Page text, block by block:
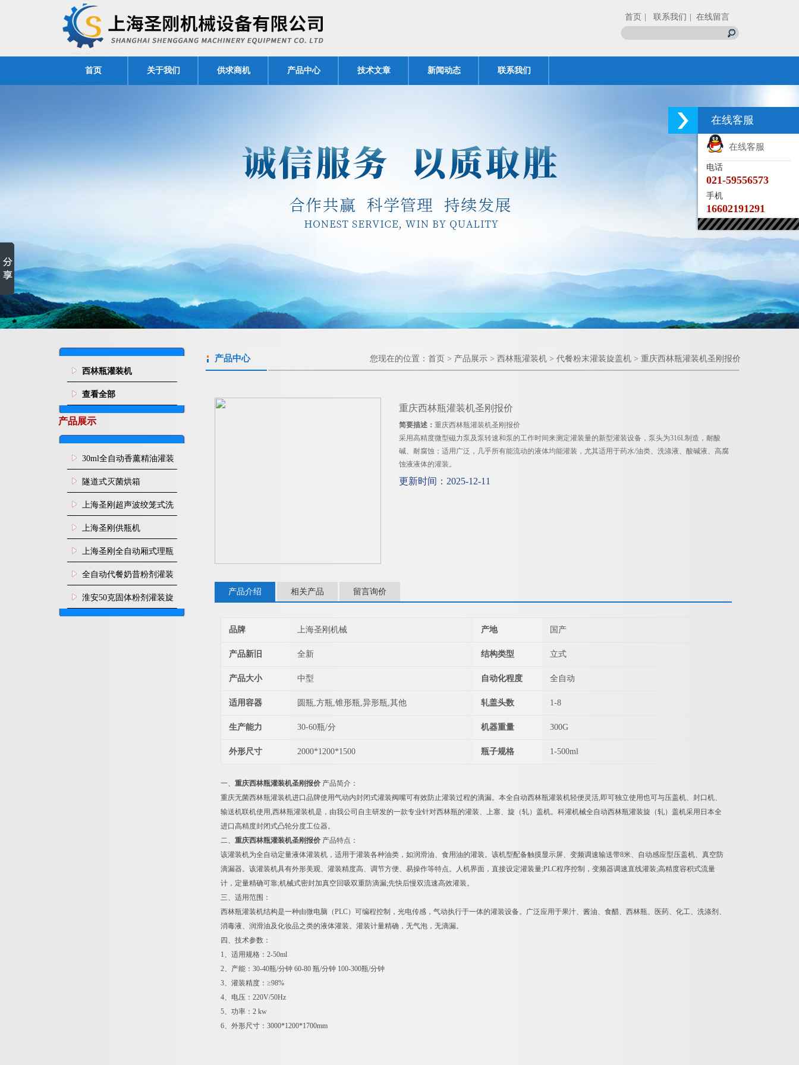
首页 | 联系我们 | 在线留言
首页 关于我们 供求商机 产品中心 技术文章 新闻动态 联系我们
西林瓶灌装机
查看全部
产品展示
30ml全自动香薰精油灌装
旋盖机
隧道式灭菌烘箱
上海圣刚超声波绞笼式洗
瓶机
上海圣刚供瓶机
上海圣刚全自动厢式理瓶
机
全自动代餐奶昔粉剂灌装
生产线
淮安50克固体粉剂灌装旋
盖机
产品中心 您现在的位置： 首页 > 产品展示 > 西林瓶灌装机 > 代餐粉末灌装旋盖机 > 重庆西林瓶灌装机圣刚报价
重庆西林瓶灌装机圣刚报价
简要描述： 重庆西林瓶灌装机圣刚报价
采用高精度微型磁力泵及泵转速和泵的工作时间来测定灌装量的新型灌装设备，泵头为316L制造，耐酸
碱、耐腐蚀；适用广泛，几乎所有能流动的液体均能灌装，尤其适用于药水/油类、洗涤液、酸碱液、高腐
蚀液液体的灌装。
更新时间：2025-12-11
产品介绍 相关产品 留言询价
品牌 上海圣刚机械 产地 国产
产品新旧 全新 结构类型 立式
产品大小 中型 自动化程度 全自动
适用容器 圆瓶,方瓶,锥形瓶,异形瓶,其他 轧盖头数 1-8
生产能力 30-60瓶/分 机器重量 300G
外形尺寸 2000*1200*1500 瓶子规格 1-500ml
一、 重庆西林瓶灌装机圣刚报价 产品简介：
重庆无菌西林瓶灌装机进口品牌使用气动内封闭式灌装阀嘴可有效防止灌装过程的滴漏。本全自动西林瓶灌装机轻便灵活,即可独立使用也可与压盖机、封口机、
输送机联机使用,西林瓶灌装机是，由我公司自主研发的一款专业针对西林瓶的灌装、上塞、旋（轧）盖机。科灌机械全自动西林瓶灌装旋（轧）盖机采用日本全
进口高精度封闭式凸轮分度工位器。
二、 重庆西林瓶灌装机圣刚报价 产品特点：
该灌装机为全自动定量液体灌装机，适用于灌装各种油类，如润滑油、食用油的灌装。该机型配备触摸显示屏、变频调速输送带8米、自动感应型压盖机、真空防
滴漏器。该灌装机具有外形美观、灌装精度高、调节方便、易操作等特点。人机界面，直接设定灌装量;PLC程序控制，变频器调速直线灌装;高精度容积式流量
计，定量精确可靠;机械式密封加真空回吸双重防滴漏;先快后慢双流速高效灌装。
三、适用范围：
西林瓶灌装机结构是一种由微电脑（PLC）可编程控制，光电传感，气动执行于一体的灌装设备。广泛应用于果汁、酱油、食醋、西林瓶、医药、化工、洗涤剂、
消毒液、润滑油及化妆品之类的液体灌装。灌装计量精确，无气泡，无滴漏。
四、技术参数：
1、适用规格：2-50ml
2、产能：30-40瓶/分钟 60-80 瓶/分钟 100-300瓶/分钟
3、灌装精度：≥98%
4、电压：220V/50Hz
5、功率：2 kw
6、外形尺寸：3000*1200*1700mm
在线客服
在线客服
电话
021-59556573
手机
16602191291